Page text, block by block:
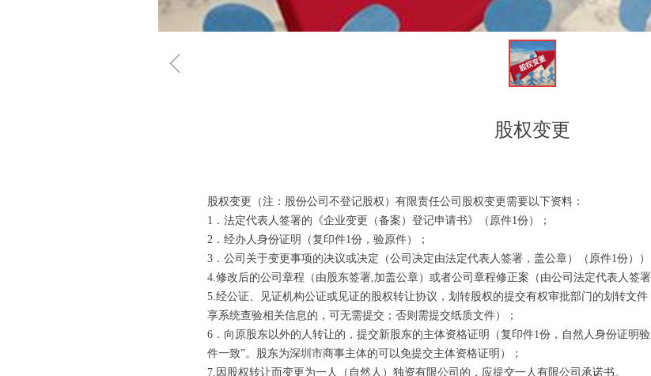
ꁆ
股权变更
股权变更（注：股份公司不登记股权）有限责任公司股权变更需要以下资料：
1．法定代表人签署的《企业变更（备案）登记申请书》（原件1份）；
2．经办人身份证明（复印件1份，验原件）；
3．公司关于变更事项的决议或决定（公司决定由法定代表人签署，盖公章）（原件1份））
4.修改后的公司章程（由股东签署,加盖公章）或者公司章程修正案（由公司法定代表人签
5.经公证、见证机构公证或见证的股权转让协议，划转股权的提交有权审批部门的划转文
享系统查验相关信息的，可无需提交；否则需提交纸质文件）；
6．向原股东以外的人转让的，提交新股东的主体资格证明（复印件1份，自然人身份证明
件一致”。股东为深圳市商事主体的可以免提交主体资格证明）；
7.因股权转让而变更为一人（自然人）独资有限公司的，应提交一人有限公司承诺书。